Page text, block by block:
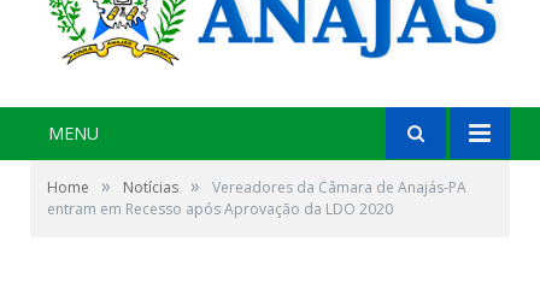
MENU
Home » Notícias »
Vereadores da Câmara de Anajás-PA
entram em Recesso após Aprovação da LDO 2020